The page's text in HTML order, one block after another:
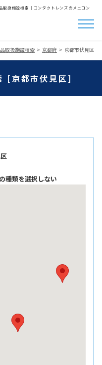
取扱施設検索│コンタクトレンズのメニコン
取扱施設検索 京都府 京都市伏見区
[京都市伏見区]
種類を選択しない